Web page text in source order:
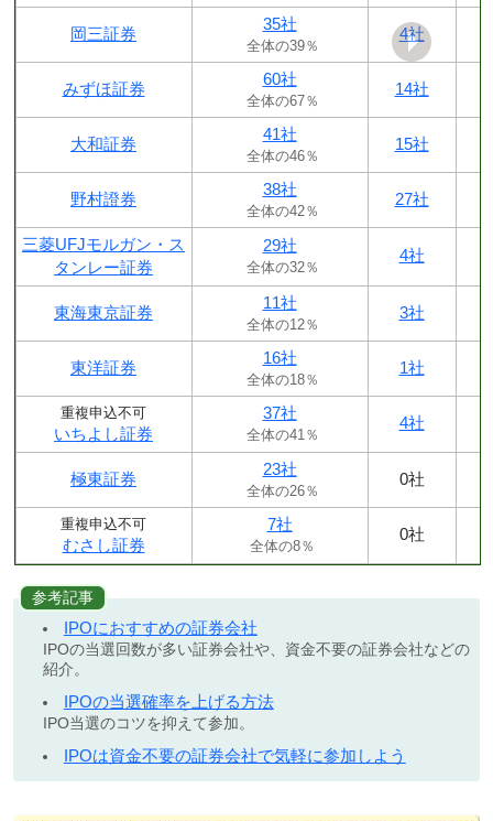
岡三証券
35社
全体の39％
4社
みずほ証券
60社
全体の67％
14社
大和証券
41社
全体の46％
15社
野村證券
38社
全体の42％
27社
三菱UFJモルガン・ス
タンレー証券
29社
全体の32％
4社
東海東京証券
11社
全体の12％
3社
東洋証券
16社
全体の18％
1社
重複申込不可
いちよし証券
37社
全体の41％
4社
極東証券
23社
全体の26％
0社
重複申込不可
むさし証券
7社
全体の8％
0社
参考記事
IPOにおすすめの証券会社
IPOの当選回数が多い証券会社や、資金不要の証券会社などの
紹介。
IPOの当選確率を上げる方法
IPO当選のコツを抑えて参加。
IPOは資金不要の証券会社で気軽に参加しよう